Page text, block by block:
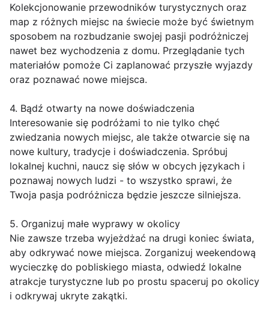
Kolekcjonowanie przewodników turystycznych oraz
map z różnych miejsc na świecie może być świetnym
sposobem na rozbudzanie swojej pasji podróżniczej
nawet bez wychodzenia z domu. Przeglądanie tych
materiałów pomoże Ci zaplanować przyszłe wyjazdy
oraz poznawać nowe miejsca.
4. Bądź otwarty na nowe doświadczenia
Interesowanie się podróżami to nie tylko chęć
zwiedzania nowych miejsc, ale także otwarcie się na
nowe kultury, tradycje i doświadczenia. Spróbuj
lokalnej kuchni, naucz się słów w obcych językach i
poznawaj nowych ludzi - to wszystko sprawi, że
Twoja pasja podróżnicza będzie jeszcze silniejsza.
5. Organizuj małe wyprawy w okolicy
Nie zawsze trzeba wyjeżdżać na drugi koniec świata,
aby odkrywać nowe miejsca. Zorganizuj weekendową
wycieczkę do pobliskiego miasta, odwiedź lokalne
atrakcje turystyczne lub po prostu spaceruj po okolicy
i odkrywaj ukryte zakątki.